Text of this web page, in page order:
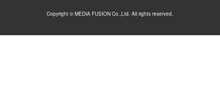
Copyright © MEDIA FUSION Co.,Ltd. All rights reserved.